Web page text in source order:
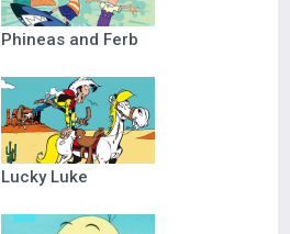
Phineas and Ferb
Lucky Luke